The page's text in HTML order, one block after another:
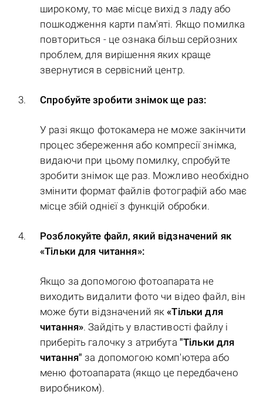
широкому, то має місце вихід з ладу або
пошкодження карти пам'яті. Якщо помилка
повториться - це ознака більш серйозних
проблем, для вирішення яких краще
звернутися в сервісний центр.
Спробуйте зробити знімок ще раз:
У разі якщо фотокамера не може закінчити
процес збереження або компресії знімка,
видаючи при цьому помилку, спробуйте
зробити знімок ще раз. Можливо необхідно
змінити формат файлів фотографій або має
місце збій однієї з функцій обробки.
Розблокуйте файл, який відзначений як
«Тільки для читання»:
Якщо за допомогою фотоапарата не
виходить видалити фото чи відео файл, він
може бути відзначений як«Тільки для
читання». Зайдіть у властивості файлу і
приберіть галочку з атрибута "Тільки для
читання" за допомогою комп'ютера або
меню фотоапарата (якщо це передбачено
виробником).